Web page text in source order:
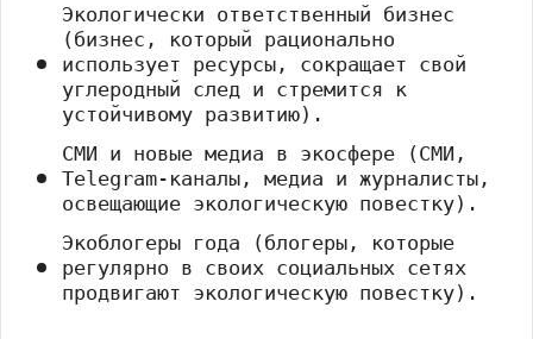
Экологически ответственный бизнес
(бизнес, который рационально
использует ресурсы, сокращает свой
углеродный след и стремится к
устойчивому развитию).
СМИ и новые медиа в экосфере (СМИ,
Telegram-каналы, медиа и журналисты,
освещающие экологическую повестку).
Экоблогеры года (блогеры, которые
регулярно в своих социальных сетях
продвигают экологическую повестку).